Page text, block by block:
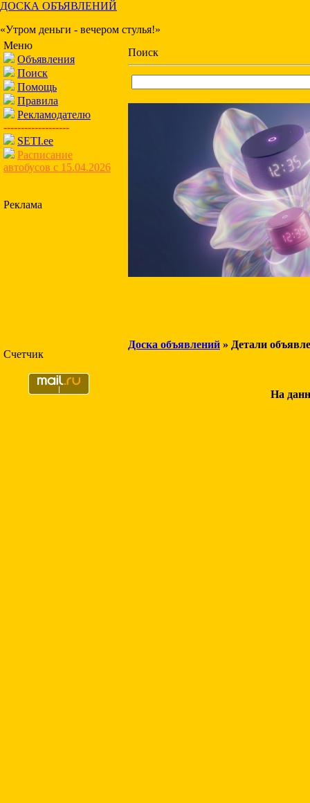
ДОСКА ОБЪЯВЛЕНИЙ
«Утром деньги - вечером стулья!»
Меню
Объявления
Поиск
Помощь
Правила
Рекламодателю
-------------------
SETI.ee
Расписание
автобусов с 15.04.2026
Реклама
Счетчик
Поиск
Доска объявлений » Детали
На